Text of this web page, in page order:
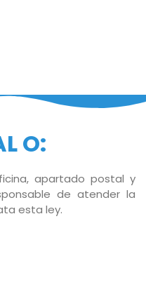
O:
apartado postal y
de atender la
esta ley.